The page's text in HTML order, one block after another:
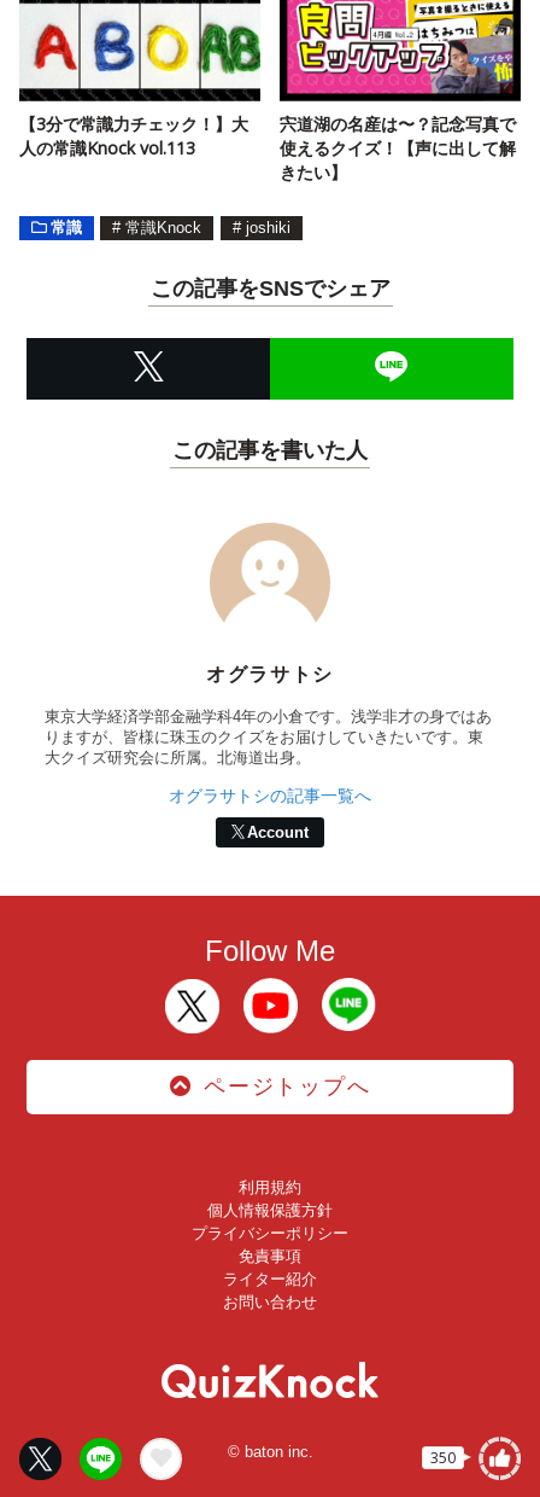
350
【3分で常識力チェック！】大
人の常識Knock vol.113
宍道湖の名産は〜？記念写真で
使えるクイズ！【声に出して解
きたい】
常識 # 常識Knock # joshiki
この記事をSNSでシェア
この記事を書いた人
オグラサトシ
東京大学経済学部金融学科4年の小倉です。浅学非才の身ではあ
りますが、皆様に珠玉のクイズをお届けしていきたいです。東
大クイズ研究会に所属。北海道出身。
オグラサトシの記事一覧へ
Account
Follow Me
ページトップへ
利用規約
個人情報保護方針
プライバシーポリシー
免責事項
ライター紹介
お問い合わせ
© baton inc.